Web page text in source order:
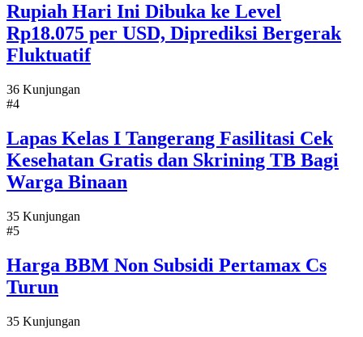
Rupiah Hari Ini Dibuka ke Level
Rp18.075 per USD, Diprediksi Bergerak
Fluktuatif
36 Kunjungan
#4
Lapas Kelas I Tangerang Fasilitasi Cek
Kesehatan Gratis dan Skrining TB Bagi
Warga Binaan
35 Kunjungan
#5
Harga BBM Non Subsidi Pertamax Cs
Turun
35 Kunjungan